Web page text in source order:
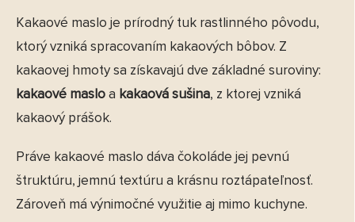
Kakaové maslo je prírodný tuk rastlinného pôvodu,
ktorý vzniká spracovaním kakaových bôbov. Z
kakaovej hmoty sa získavajú dve základné suroviny:
kakaové masloa kakaová sušina, z ktorej vzniká
kakaový prášok.
Práve kakaové maslo dáva čokoláde jej pevnú
štruktúru, jemnú textúru a krásnu roztápateľnosť.
Zároveň má výnimočné využitie aj mimo kuchyne.